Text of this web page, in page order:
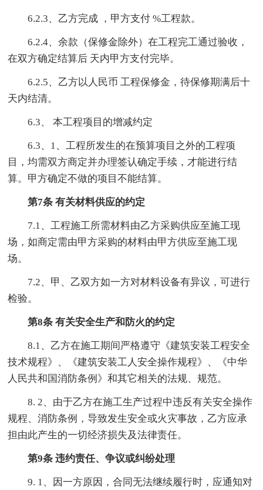
6.2.3、乙方完成 ，甲方支付 %工程款。
6.2.4、余款（保修金除外）在工程完工通过验收，
在双方确定结算后 天内甲方支付完毕。
6.2.5、乙方以人民币 工程保修金，待保修期满后十
天内结清。
6.3、 本工程项目的增减约定
6.3、1、工程所发生的在预算项目之外的工程项
目，均需双方商定并办理签认确定手续，才能进行结
算。甲方确定不做的项目不能结算。
第7条 有关材料供应的约定
7.1、工程施工所需材料由乙方采购供应至施工现
场，如商定需由甲方采购的材料由甲方供应至施工现
场。
7.2、甲、乙双方如一方对材料设备有异议，可进行
检验。
第8条 有关安全生产和防火的约定
8.1、乙方在施工期间严格遵守《建筑安装工程安全
技术规程》、《建筑安装工人安全操作规程》、《中华
人民共和国消防条例》和其它相关的法规、规范。
8. 2、由于乙方在施工生产过程中违反有关安全操作
规程、消防条例，导致发生安全或火灾事故，乙方应承
担由此产生的一切经济损失及法律责任。
第9条 违约责任、争议或纠纷处理
9. 1、因一方原因，合同无法继续履行时，应通知对